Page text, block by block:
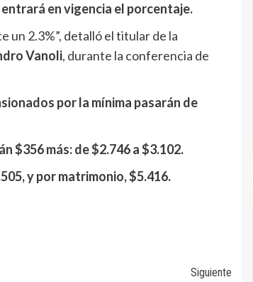
en vigencia el porcentaje.
un 2.3%”, detalló el titular de la
Vanoli, durante la conferencia de
por la mínima pasarán de
$356 más: de $2.746 a $3.102.
y por matrimonio, $5.416.
Siguiente